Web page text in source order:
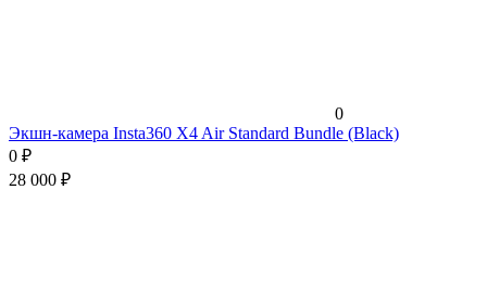
0
Экшн-камера Insta360 X4 Air Standard Bundle (Black)
0 ₽
28 000 ₽